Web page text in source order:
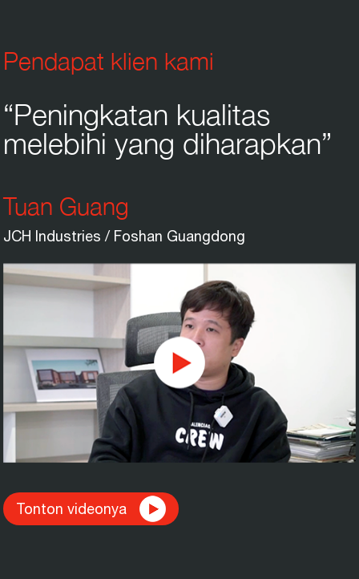
Pendapat klien kami
“Peningkatan kualitas
melebihi yang diharapkan”
Tuan Guang
JCH Industries / Foshan Guangdong
Tonton videonya